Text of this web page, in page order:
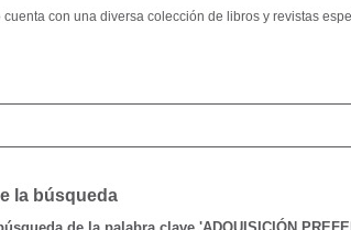
la búsqueda
cuenta con una diversa colección de libros y revistas